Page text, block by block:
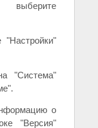
выберите
"Система"
о
"Версия"